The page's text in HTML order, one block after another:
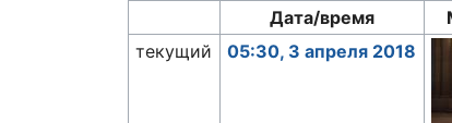
Дата/время
текущий
05:30, 3 апреля 2018